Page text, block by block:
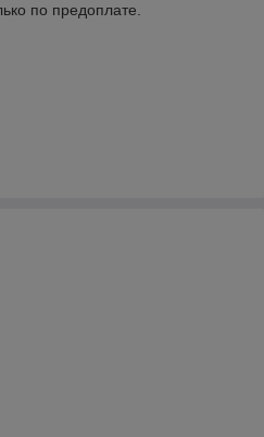
по предоплате.